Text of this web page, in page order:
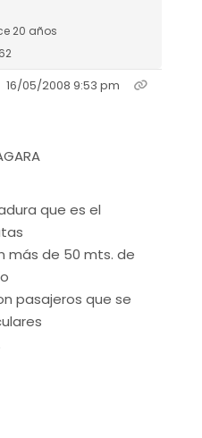
20 años
16/05/2008 9:53 pm
que es el
más de 50 mts. de
pasajeros que se